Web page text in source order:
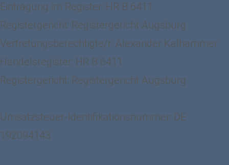
Eintragung im Register: HR B 6411
Registergericht: Registergericht Augsburg
Vertretungsberechtigte/r: Alexander Kalhammer
Handelsregister: HR B 6411
Registergericht: Registergericht Augsburg
Umsatzsteuer-Identifikationsnummer: DE
192094143